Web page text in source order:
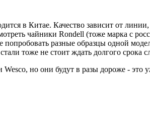
в Китае. Качество зависит от
чайники Rondell (тоже марка с
разные образцы одной
тоже не стоит ждать долгого срока
но они будут в разы дороже - это